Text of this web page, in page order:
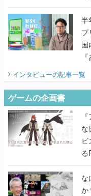
う
半
プ
国
て
インタビューの記事一覧
ゲームの企画書
な
る
書
な
か